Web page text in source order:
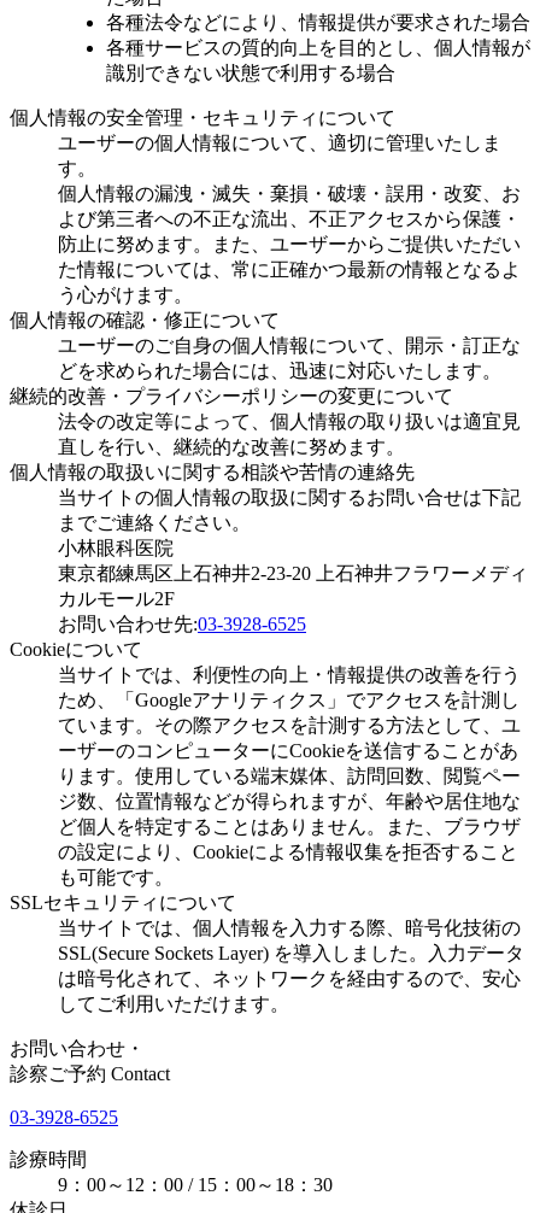
各種法令などにより、情報提供が要求された場合
各種サービスの質的向上を目的とし、個人情報が
識別できない状態で利用する場合
個人情報の安全管理・セキュリティについて
ユーザーの個人情報について、適切に管理いたしま
す。
個人情報の漏洩・滅失・棄損・破壊・誤用・改変、お
よび第三者への不正な流出、不正アクセスから保護・
防止に努めます。また、ユーザーからご提供いただい
た情報については、常に正確かつ最新の情報となるよ
う心がけます。
個人情報の確認・修正について
ユーザーのご自身の個人情報について、開示・訂正な
どを求められた場合には、迅速に対応いたします。
継続的改善・プライバシーポリシーの変更について
法令の改定等によって、個人情報の取り扱いは適宜見
直しを行い、継続的な改善に努めます。
個人情報の取扱いに関する相談や苦情の連絡先
当サイトの個人情報の取扱に関するお問い合せは下記
までご連絡ください。
小林眼科医院
東京都練馬区上石神井2-23-20 上石神井フラワーメディ
カルモール2F
お問い合わせ先:03-3928-6525
Cookieについて
当サイトでは、利便性の向上・情報提供の改善を行う
ため、「Googleアナリティクス」でアクセスを計測し
ています。その際アクセスを計測する方法として、ユ
ーザーのコンピューターにCookieを送信することがあ
ります。使用している端末媒体、訪問回数、閲覧ペー
ジ数、位置情報などが得られますが、年齢や居住地な
ど個人を特定することはありません。また、ブラウザ
の設定により、Cookieによる情報収集を拒否すること
も可能です。
SSLセキュリティについて
当サイトでは、個人情報を入力する際、暗号化技術の
SSL(Secure Sockets Layer) を導入しました。入力データ
は暗号化されて、ネットワークを経由するので、安心
してご利用いただけます。
お問い合わせ・
診察ご予約 Contact
03-3928-6525
診療時間
9：00～12：00 / 15：00～18：30